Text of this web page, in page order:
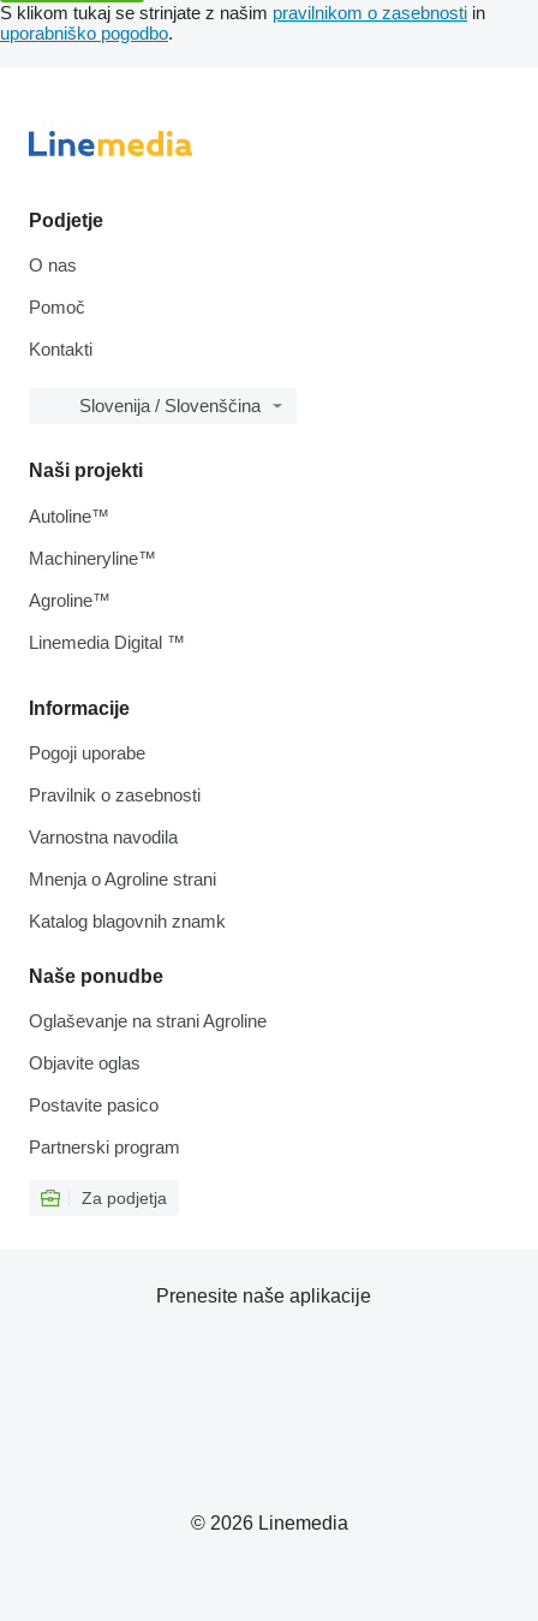
S klikom tukaj se strinjate z našim pravilnikom o zasebnosti in
uporabniško pogodbo.
Podjetje
O nas
Pomoč
Kontakti
Slovenija / Slovenščina
Informacije
Pogoji uporabe
Pravilnik o zasebnosti
Varnostna navodila
Mnenja o Agroline strani
Katalog blagovnih znamk
Naše ponudbe
Oglaševanje na strani Agroline
Objavite oglas
Postavite pasico
Partnerski program
Za podjetja
Naši projekti
Autoline™
Machineryline™
Agroline™
Linemedia Digital ™
© 2026 Linemedia
Prenesite naše aplikacije